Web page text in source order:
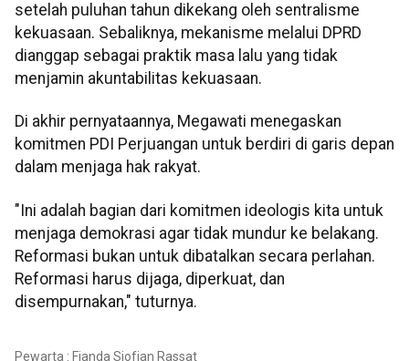
setelah puluhan tahun dikekang oleh sentralisme
kekuasaan. Sebaliknya, mekanisme melalui DPRD
dianggap sebagai praktik masa lalu yang tidak
menjamin akuntabilitas kekuasaan.
Di akhir pernyataannya, Megawati menegaskan
komitmen PDI Perjuangan untuk berdiri di garis depan
dalam menjaga hak rakyat.
"Ini adalah bagian dari komitmen ideologis kita untuk
menjaga demokrasi agar tidak mundur ke belakang.
Reformasi bukan untuk dibatalkan secara perlahan.
Reformasi harus dijaga, diperkuat, dan
disempurnakan," tuturnya.
Pewarta : Fianda Sjofjan Rassat